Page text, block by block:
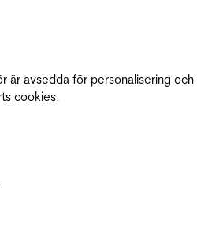
är avsedda för personalisering
cookies.